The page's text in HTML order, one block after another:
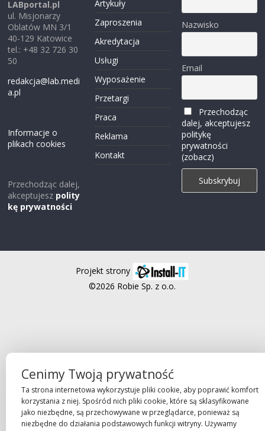
LABportal.pl
ul. Misjonarzy
Oblatów MN 3/1
40-129 Katowice
tel.: +48 32 726 30
50
redakcja@lab.medi
a.pl
Informacje o
plikach cookies
Przechodząc dalej,
akceptujesz polity
kę prywatności
Artykuły
Zaproszenia
Akredytacja
Usługi
Wyposażenie
Przetargi
Praca
Reklama
Kontakt
Nazwisko
Email
Przechodząc
dalej, akceptujesz
politykę
prywatności
(zobacz)
Projekt strony
©2026 Robie Sp. z o.o.
Cenimy Twoją prywatność
Ta strona internetowa wykorzystuje pliki cookie, aby poprawić komfort
korzystania z niej. Spośród nich pliki cookie, które są sklasyfikowane
jako niezbędne, są przechowywane w przeglądarce, ponieważ są
niezbędne do działania podstawowych funkcji witryny. Używamy